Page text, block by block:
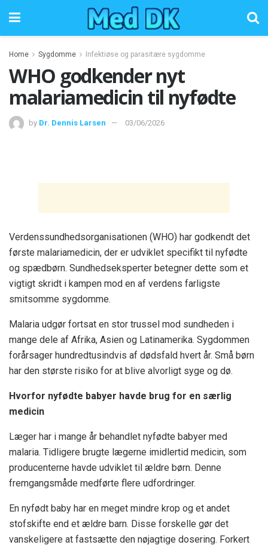
Home Sygdomme Infektiøse og parasitære sygdomme
WHO godkender nyt
malariamedicin til nyfødte
by Dr. Dennis Larsen 03/06/2026
Verdenssundhedsorganisationen (WHO) har godkendt det
første malariamedicin, der er udviklet specifikt til nyfødte
og spædbørn. Sundhedseksperter betegner dette som et
vigtigt skridt i kampen mod en af verdens farligste
smitsomme sygdomme.
Malaria udgør fortsat en stor trussel mod sundheden i
mange dele af Afrika, Asien og Latinamerika. Sygdommen
forårsager hundredtusindvis af dødsfald hvert år. Små børn
har den største risiko for at blive alvorligt syge og dø.
Hvorfor nyfødte babyer havde brug for en særlig
medicin
Læger har i mange år behandlet nyfødte babyer med
malaria. Tidligere brugte lægerne imidlertid medicin, som
producenterne havde udviklet til ældre børn. Denne
fremgangsmåde medførte flere udfordringer.
En nyfødt baby har en meget mindre krop og et andet
stofskifte end et ældre barn. Disse forskelle gør det
vanskeligere at fastsætte den nøjagtige dosering. Forkert